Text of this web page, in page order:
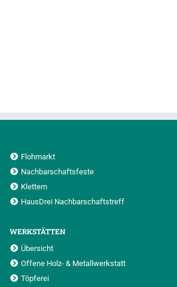
Flohmarkt
Nachbarschaftsfeste
Klettern
HausDrei Nachbarschaftstreff
WERKSTÄTTEN
Übersicht
Offene Holz- & Metallwerkstatt
Töpferei